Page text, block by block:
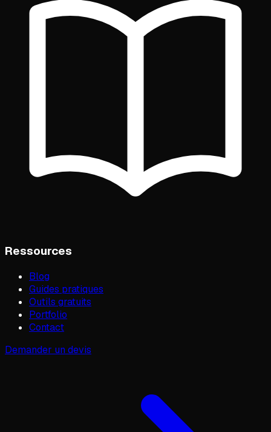
Ressources
Blog
Guides pratiques
Outils gratuits
Portfolio
Contact
Demander un devis